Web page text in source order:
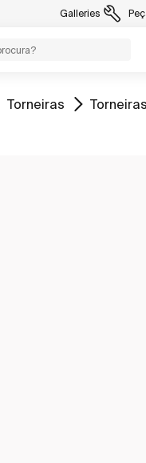
Galleries
Ir para
Torneiras Ir para